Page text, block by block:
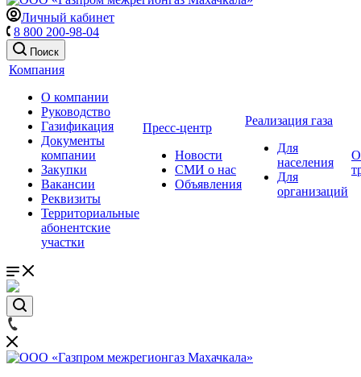
Личный кабинет
8 800 200-98-04
Поиск
Компания
О компании
Руководство
Газификация
Документы
компании
Закупки
Вакансии
Реквизиты
Территориальные
абонентские
участки
Пресс-центр
Новости
СМИ о нас
Объявления
Реализация газа
Для
населения
Для
организаций